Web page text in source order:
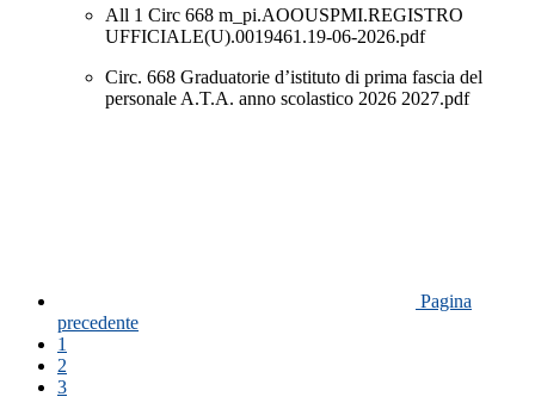
All 1 Circ 668 m_pi.AOOUSPMI.REGISTRO
UFFICIALE(U).0019461.19-06-2026.pdf
Circ. 668 Graduatorie d’istituto di prima fascia del
personale A.T.A. anno scolastico 2026 2027.pdf
Pagina
precedente
1
2
3